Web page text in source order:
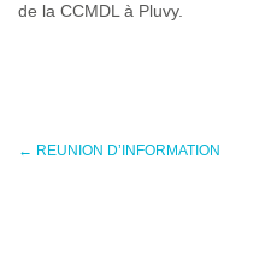
de la CCMDL à Pluvy.
← REUNION D’INFORMATION